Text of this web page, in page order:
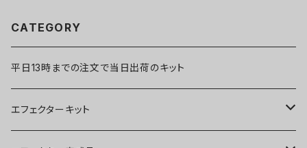
CATEGORY
平日13時までの注文で当日出荷のキット
エフェクターキット